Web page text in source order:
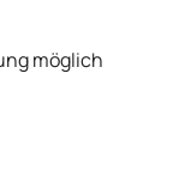
möglich